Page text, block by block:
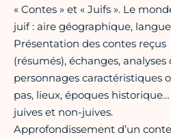
« Contes » et « Juifs ». Le
juif : aire géographique,
Présentation des contes reçus
(résumés), échanges,
personnages caractéristiques
pas, lieux, époques
juives et non-juives.
Approfondissement d’un